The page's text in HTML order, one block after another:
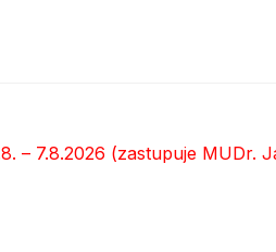
– 7.8.2026 (zastupuje MUDr.